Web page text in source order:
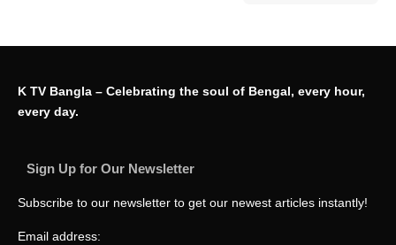
K TV Bangla – Celebrating the soul of Bengal, every hour,
every day.
Sign Up for Our Newsletter
Subscribe to our newsletter to get our newest articles instantly!
Email address: